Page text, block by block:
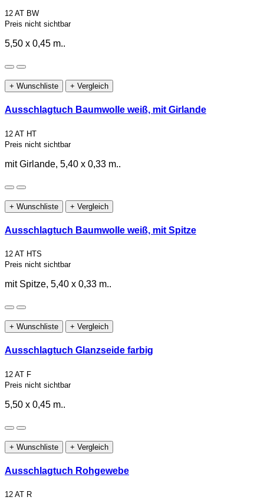
12 AT BW
Preis nicht sichtbar
5,50 x 0,45 m..
+ Wunschliste + Vergleich
Ausschlagtuch Baumwolle weiß, mit Girlande
12 AT HT
Preis nicht sichtbar
mit Girlande, 5,40 x 0,33 m..
+ Wunschliste + Vergleich
Ausschlagtuch Baumwolle weiß, mit Spitze
12 AT HTS
Preis nicht sichtbar
mit Spitze, 5,40 x 0,33 m..
+ Wunschliste + Vergleich
Ausschlagtuch Glanzseide farbig
12 AT F
Preis nicht sichtbar
5,50 x 0,45 m..
+ Wunschliste + Vergleich
Ausschlagtuch Rohgewebe
12 AT R